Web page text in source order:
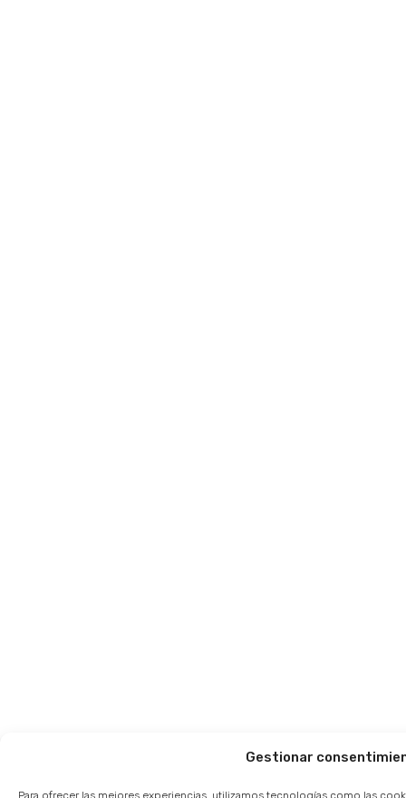
Gestionar
Para ofrecer las mejores experiencias, utilizamos tecnologías como las